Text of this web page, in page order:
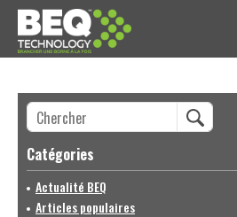
Catégories
Actualité BEQ
Articles populaires